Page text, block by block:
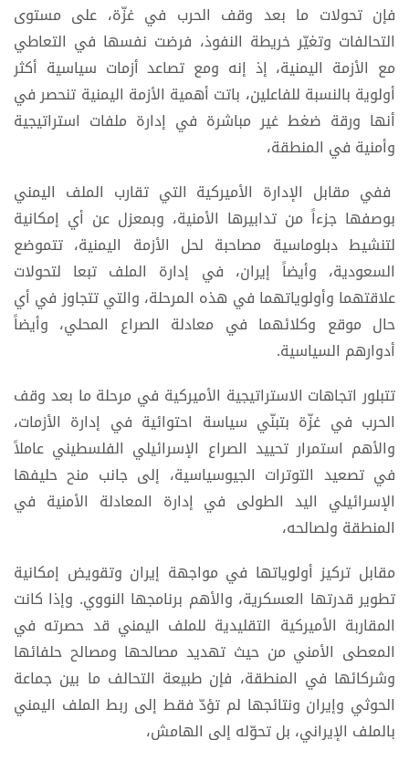
فإن تحولات ما بعد وقف الحرب في غزّة، على مستوى
التحالفات وتغيّر خريطة النفوذ، فرضت نفسها في التعاطي
مع الأزمة اليمنية، إذ إنه ومع تصاعد أزمات سياسية أكثر
أولوية بالنسبة للفاعلين، باتت أهمية الأزمة اليمنية تنحصر في
أنها ورقة ضغط غير مباشرة في إدارة ملفات استراتيجية
وأمنية في المنطقة،
ففي مقابل الإدارة الأميركية التي تقارب الملف اليمني
بوصفها جزءاً من تدابيرها الأمنية، وبمعزل عن أي إمكانية
لتنشيط دبلوماسية مصاحبة لحل الأزمة اليمنية، تتموضع
السعودية، وأيضاً إيران، في إدارة الملف تبعا لتحولات
علاقتهما وأولوياتهما في هذه المرحلة، والتي تتجاوز في أي
حال موقع وكلائهما في معادلة الصراع المحلي، وأيضاً
أدوارهم السياسية.
تتبلور اتجاهات الاستراتيجية الأميركية في مرحلة ما بعد وقف
الحرب في غزّة بتبنّي سياسة احتوائية في إدارة الأزمات،
والأهم استمرار تحييد الصراع الإسرائيلي الفلسطيني عاملاً
في تصعيد التوترات الجيوسياسية، إلى جانب منح حليفها
الإسرائيلي اليد الطولى في إدارة المعادلة الأمنية في
المنطقة ولصالحه،
مقابل تركيز أولوياتها في مواجهة إيران وتقويض إمكانية
تطوير قدرتها العسكرية، والأهم برنامجها النووي. وإذا كانت
المقاربة الأميركية التقليدية للملف اليمني قد حصرته في
المعطى الأمني من حيث تهديد مصالحها ومصالح حلفائها
وشركائها في المنطقة، فإن طبيعة التحالف ما بين جماعة
الحوثي وإيران ونتائجها لم تؤدّ فقط إلى ربط الملف اليمني
بالملف الإيراني، بل تحوّله إلى الهامش،